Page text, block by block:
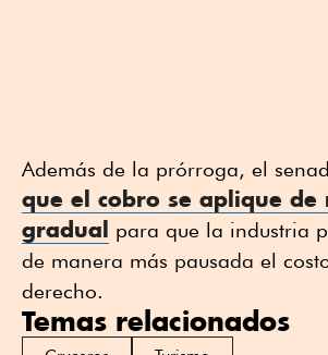
Además de la prórroga, el
que el cobro se aplique de
gradual
para que la industria
de manera más pausada el
derecho.
Temas relacionados